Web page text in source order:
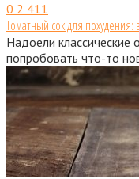
0 2 411
Томатный сок для похудения:
Надоели классические
попробовать что-то